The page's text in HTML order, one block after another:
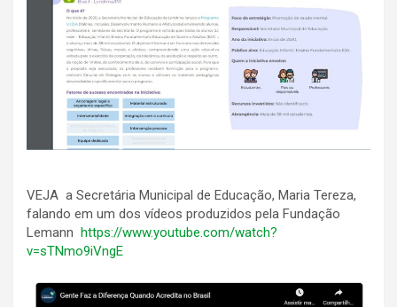
VEJA a Secretária Municipal de Educação, Maria Tereza,
falando em um dos vídeos produzidos pela Fundação
Lemann https://www.youtube.com/watch?
v=sTNmo9iVngE